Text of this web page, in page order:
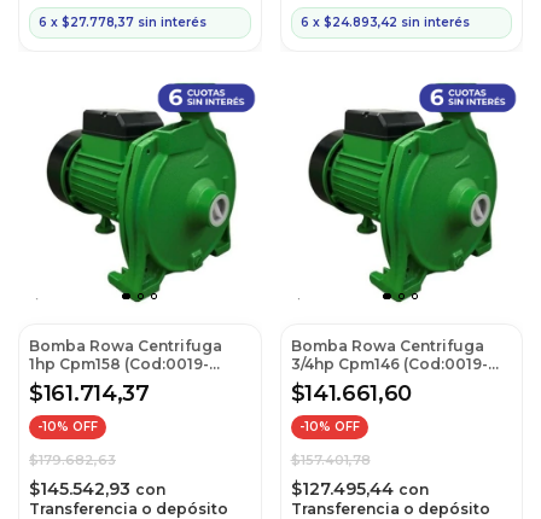
6 x $27.778,37 sin interés 6 x $24.893,42 sin interés
Bomba Rowa Centrifuga
1hp Cpm158 (Cod:0019-
0029)
$161.714,37
-10% OFF
$179.682,63
$145.542,93 con
Transferencia o depósito
Bomba Rowa Centrifuga
3/4hp Cpm146 (Cod:0019-
0028)
$141.661,60
-10% OFF
$157.401,78
$127.495,44 con
Transferencia o depósito